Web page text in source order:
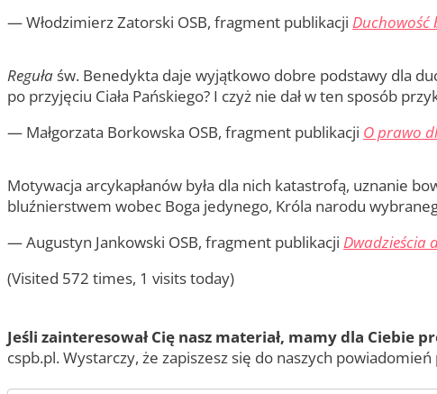
— Włodzimierz Zatorski OSB, fragment publikacji Duchowość
Reguła św. Benedykta daje wyjątkowo dobre podstawy dla
po przyjęciu Ciała Pańskiego? I czyż nie dał w ten sposób
— Małgorzata Borkowska OSB, fragment publikacji O prawo
Motywacja arcykapłanów była dla nich katastrofą, uznanie
bluźnierstwem wobec Boga jedynego, Króla narodu
— Augustyn Jankowski OSB, fragment publikacji Dwadzieścia
(Visited 572 times, 1 visits today)
Jeśli zainteresował Cię nasz materiał, mamy dla Ciebie
cspb.pl. Wystarczy, że zapiszesz się do naszych powiadomień